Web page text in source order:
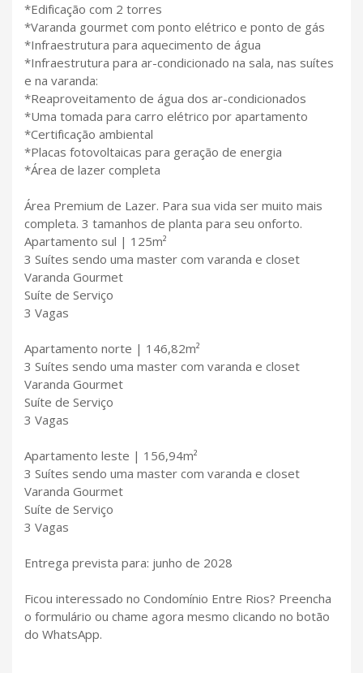
*Edificação com 2 torres
*Varanda gourmet com ponto elétrico e ponto de gás
*Infraestrutura para aquecimento de água
*Infraestrutura para ar-condicionado na sala, nas suítes
e na varanda:
*Reaproveitamento de água dos ar-condicionados
*Uma tomada para carro elétrico por apartamento
*Certificação ambiental
*Placas fotovoltaicas para geração de energia
*Área de lazer completa
Área Premium de Lazer. Para sua vida ser muito mais
completa. 3 tamanhos de planta para seu onforto.
Apartamento sul | 125m²
3 Suítes sendo uma master com varanda e closet
Varanda Gourmet
Suíte de Serviço
3 Vagas
Apartamento norte | 146,82m²
3 Suítes sendo uma master com varanda e closet
Varanda Gourmet
Suíte de Serviço
3 Vagas
Apartamento leste | 156,94m²
3 Suítes sendo uma master com varanda e closet
Varanda Gourmet
Suíte de Serviço
3 Vagas
Entrega prevista para: junho de 2028
Ficou interessado no Condomínio Entre Rios? Preencha
o formulário ou chame agora mesmo clicando no botão
do WhatsApp.